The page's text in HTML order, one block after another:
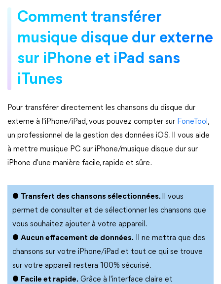
Comment transférer
musique disque dur externe
sur iPhone et iPad sans
iTunes
Pour transférer directement les chansons du disque dur
externe à l'iPhone/iPad, vous pouvez compter sur FoneTool ,
un professionnel de la gestion des données iOS. Il vous aide
à mettre musique PC sur iPhone/musique disque dur sur
iPhone d'une manière facile, rapide et sûre.
● Transfert des chansons sélectionnées.
Il vous
permet de consulter et de sélectionner les chansons que
vous souhaitez ajouter à votre appareil.
● Aucun effacement de données. Il ne mettra que des
chansons sur votre iPhone/iPad et tout ce qui se trouve
sur votre appareil restera 100% sécurisé.
● Facile et rapide. Grâce à l'interface claire et